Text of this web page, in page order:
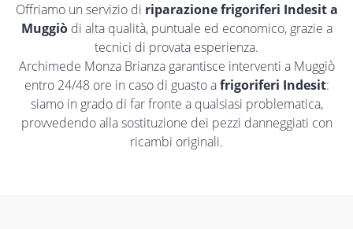
Offriamo un servizio di riparazione frigoriferi Indesit a
Muggiòdi alta qualità, puntuale ed economico, grazie a
tecnici di provata esperienza.
Archimede Monza Brianza garantisce interventi a Muggiò
entro 24/48 ore in caso di guasto afrigoriferi Indesit:
siamo in grado di far fronte a qualsiasi problematica,
provvedendo alla sostituzione dei pezzi danneggiati con
ricambi originali.